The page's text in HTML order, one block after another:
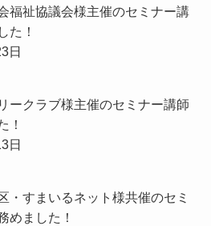
福祉協議会様主催のセミナー講
た！
日
ークラブ様主催のセミナー講師
！
日
・すまいるネット様共催のセミ
めました！